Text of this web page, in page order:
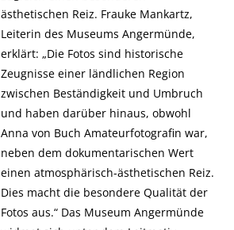
ästhetischen Reiz. Frauke Mankartz,
Leiterin des Museums Angermünde,
erklärt: „Die Fotos sind historische
Zeugnisse einer ländlichen Region
zwischen Beständigkeit und Umbruch
und haben darüber hinaus, obwohl
Anna von Buch Amateurfotografin war,
neben dem dokumentarischen Wert
einen atmosphärisch-ästhetischen Reiz.
Dies macht die besondere Qualität der
Fotos aus.“ Das Museum Angermünde